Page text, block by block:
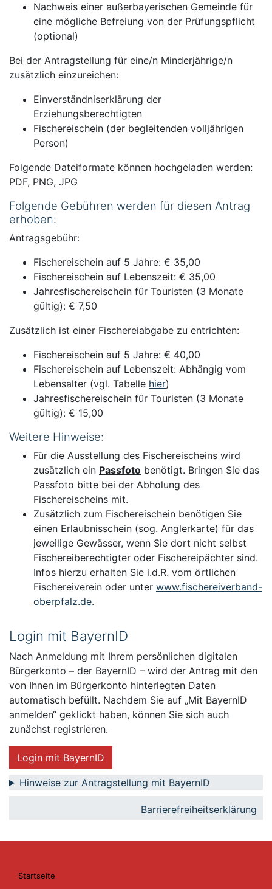
Nachweis einer außerbayerischen Gemeinde für
eine mögliche Befreiung von der Prüfungspflicht
(optional)
Bei der Antragstellung für eine/n Minderjährige/n
zusätzlich einzureichen:
Einverständniserklärung der
Erziehungsberechtigten
Fischereischein (der begleitenden volljährigen
Person)
Folgende Dateiformate können hochgeladen werden:
PDF, PNG, JPG
Folgende Gebühren werden für diesen Antrag
erhoben:
Antragsgebühr:
Fischereischein auf 5 Jahre: € 35,00
Fischereischein auf Lebenszeit: € 35,00
Jahresfischereischein für Touristen (3 Monate
gültig): € 7,50
Zusätzlich ist einer Fischereiabgabe zu entrichten:
Fischereischein auf 5 Jahre: € 40,00
Fischereischein auf Lebenszeit: Abhängig vom
Lebensalter (vgl. Tabelle hier)
Jahresfischereischein für Touristen (3 Monate
gültig): € 15,00
Weitere Hinweise:
Für die Ausstellung des Fischereischeins wird
zusätzlich ein Passfoto benötigt. Bringen Sie das
Passfoto bitte bei der Abholung des
Fischereischeins mit.
Zusätzlich zum Fischereischein benötigen Sie
einen Erlaubnisschein (sog. Anglerkarte) für das
jeweilige Gewässer, wenn Sie dort nicht selbst
Fischereiberechtigter oder Fischereipächter sind.
Infos hierzu erhalten Sie i.d.R. vom örtlichen
Fischereiverein oder unter www.fischereiverband-
oberpfalz.de.
Login mit BayernID
Nach Anmeldung mit Ihrem persönlichen digitalen
Bürgerkonto – der BayernID – wird der Antrag mit den
von Ihnen im Bürgerkonto hinterlegten Daten
automatisch befüllt. Nachdem Sie auf „Mit BayernID
anmelden“ geklickt haben, können Sie sich auch
zunächst registrieren.
Login mit BayernID
Hinweise zur Antragstellung mit BayernID
Barrierefreiheitserklärung
Startseite